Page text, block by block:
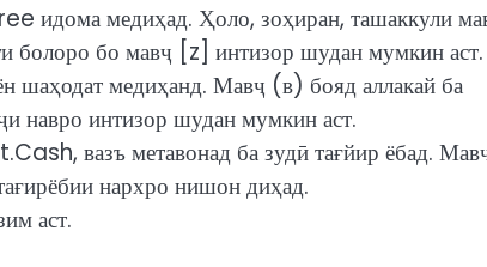
идома медиҳад. Ҳоло, зоҳиран, ташаккули
болоро бо мавҷ [z] интизор шудан мумкин аст.
шаҳодат медиҳанд. Мавҷ (в) бояд аллакай ба
навро интизор шудан мумкин аст.
вазъ метавонад ба зудӣ тағйир ёбад.
нархро нишон диҳад.
аст.